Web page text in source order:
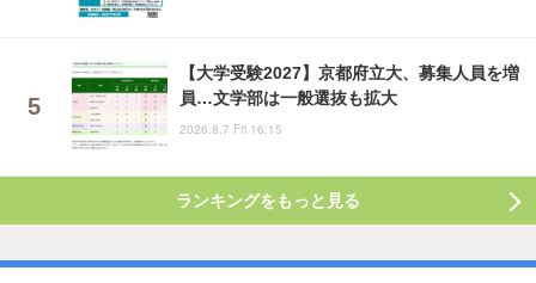
【大学受験2027】京都府立大、募集人員を増
員…文学部は一般選抜も拡大
2026.8.7 Fri 16:15
ランキングをもっと見る